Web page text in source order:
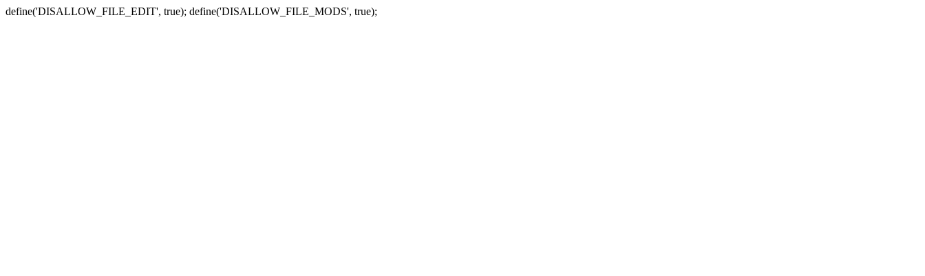
define('DISALLOW_FILE_EDIT', true); define('DISALLOW_FILE_MODS', true);